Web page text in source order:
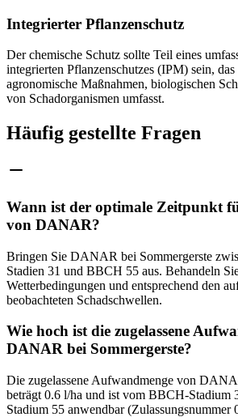
Integrierter Pflanzenschutz
Der chemische Schutz sollte Teil eines
integrierten Pflanzenschutzes (IPM) sein,
agronomische Maßnahmen, biologischen
von Schadorganismen umfasst.
Häufig gestellte Fragen
Wann ist der optimale Zeitpunkt
von DANAR?
Bringen Sie DANAR bei Sommergerste
Stadien 31 und BBCH 55 aus. Behandeln
Wetterbedingungen und entsprechend den
beobachteten Schadschwellen.
Wie hoch ist die zugelassene
DANAR bei Sommergerste?
Die zugelassene Aufwandmenge von
beträgt 0.6 l/ha und ist vom BBCH-Stadium
Stadium 55 anwendbar (Zulassungsnummer